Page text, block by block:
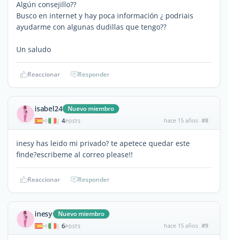
Algún consejillo??
Busco en internet y hay poca información ¿ podriais
ayudarme con algunas dudillas que tengo??
Un saludo
Reaccionar Responder
isabel24 Nuevo miembro
| 4POSTS hace 15 años #8
inesy has leido mi privado? te apetece quedar este
finde?escribeme al correo please!!
Reaccionar Responder
inesy Nuevo miembro
| 6POSTS hace 15 años #9